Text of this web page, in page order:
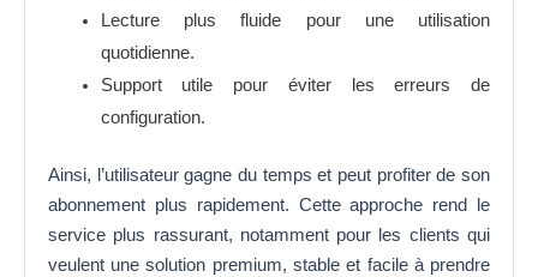
Lecture plus fluide pour une utilisation
quotidienne.
Support utile pour éviter les erreurs de
configuration.
Ainsi, l’utilisateur gagne du temps et peut profiter de son
abonnement plus rapidement. Cette approche rend le
service plus rassurant, notamment pour les clients qui
veulent une solution premium, stable et facile à prendre